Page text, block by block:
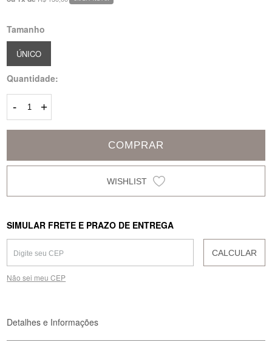
Tamanho
ÚNICO
Quantidade:
- +
COMPRAR
SIMULAR FRETE E PRAZO DE ENTREGA
CALCULAR
Não sei meu CEP
Detalhes e Informações